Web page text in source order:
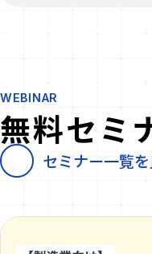
M&A戦略 業界
造編
WEBINAR
無料セミ
セミナー一覧